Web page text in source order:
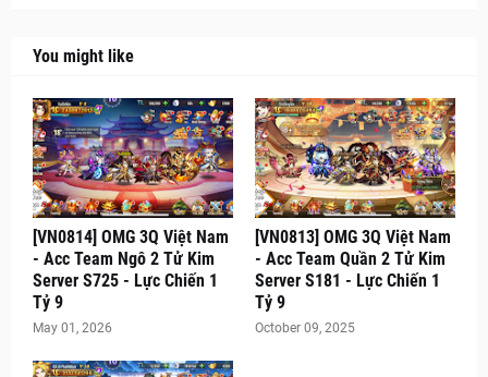
You might like
[VN0814] OMG 3Q Việt Nam
- Acc Team Ngô 2 Tử Kim
Server S725 - Lực Chiến 1
Tỷ 9
May 01, 2026
[VN0813] OMG 3Q Việt Nam
- Acc Team Quần 2 Tử Kim
Server S181 - Lực Chiến 1
Tỷ 9
October 09, 2025